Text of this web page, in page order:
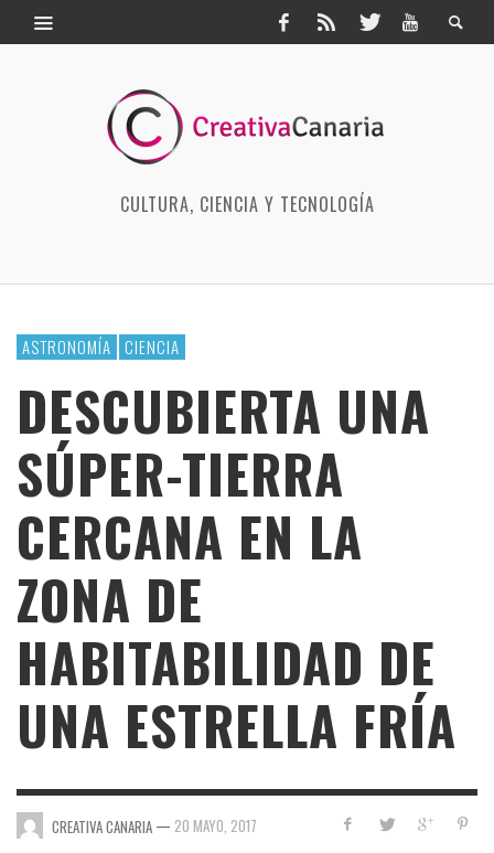
CULTURA, CIENCIA Y TECNOLOGÍA
ASTRONOMÍA CIENCIA
DESCUBIERTA UNA
SÚPER-TIERRA
CERCANA EN LA
ZONA DE
HABITABILIDAD DE
UNA ESTRELLA FRÍA
CREATIVA CANARIA — 20 MAYO, 2017